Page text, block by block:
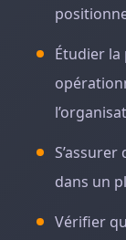
Étudier
dans un
Vérifier